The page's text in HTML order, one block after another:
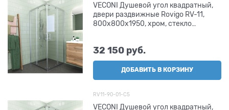
VECONI Душевой угол квадратный,
двери раздвижные Rovigo RV-11,
800x800x1950, хром, стекло
32 150 руб.
ДОБАВИТЬ В КОРЗИНУ
RV11-90-01-C5
VECONI Душевой угол квадратный,